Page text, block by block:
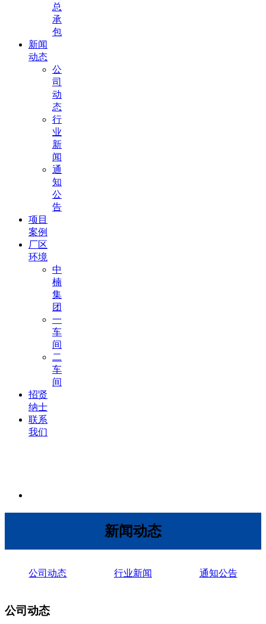
总
承
包
新闻
动态
公
司
动
态
行
业
新
闻
通
知
公
告
项目
案例
厂区
环境
中
楠
集
团
一
车
间
二
车
间
招贤
纳士
联系
我们
新闻动态
公司动态 行业新闻 通知公告
公司动态